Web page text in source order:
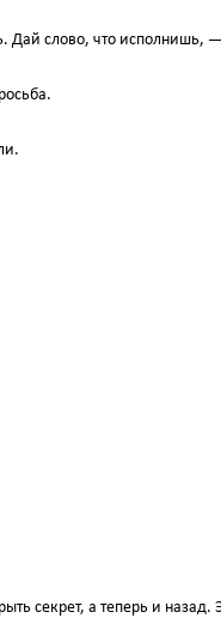
Дай слово, что исполнишь,
секрет, а теперь и